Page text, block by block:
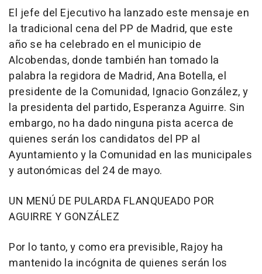
El jefe del Ejecutivo ha lanzado este mensaje en
la tradicional cena del PP de Madrid, que este
año se ha celebrado en el municipio de
Alcobendas, donde también han tomado la
palabra la regidora de Madrid, Ana Botella, el
presidente de la Comunidad, Ignacio González, y
la presidenta del partido, Esperanza Aguirre. Sin
embargo, no ha dado ninguna pista acerca de
quienes serán los candidatos del PP al
Ayuntamiento y la Comunidad en las municipales
y autonómicas del 24 de mayo.
UN MENÚ DE PULARDA FLANQUEADO POR
AGUIRRE Y GONZÁLEZ
Por lo tanto, y como era previsible, Rajoy ha
mantenido la incógnita de quienes serán los